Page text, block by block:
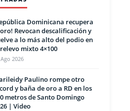
Dominicana recupera
Revocan descalificación y
a lo más alto del podio en
mixto 4×100
2026
Paulino rompe otro
y baña de oro a RD en los
metros de Santo Domingo
| Video